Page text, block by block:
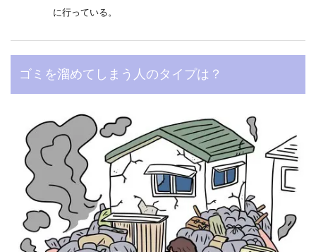
に行っている。
ゴミを溜めてしまう人のタイプは？